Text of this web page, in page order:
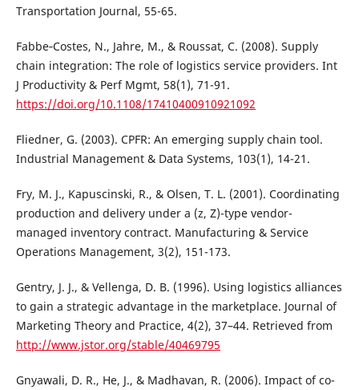
Transportation Journal, 55-65.
Fabbe‐Costes, N., Jahre, M., & Roussat, C. (2008). Supply
chain integration: The role of logistics service providers. Int
J Productivity & Perf Mgmt, 58(1), 71-91.
https://doi.org/10.1108/17410400910921092
Fliedner, G. (2003). CPFR: An emerging supply chain tool.
Industrial Management & Data Systems, 103(1), 14-21.
Fry, M. J., Kapuscinski, R., & Olsen, T. L. (2001). Coordinating
production and delivery under a (z, Z)-type vendor-
managed inventory contract. Manufacturing & Service
Operations Management, 3(2), 151-173.
Gentry, J. J., & Vellenga, D. B. (1996). Using logistics alliances
to gain a strategic advantage in the marketplace. Journal of
Marketing Theory and Practice, 4(2), 37–44. Retrieved from
http://www.jstor.org/stable/40469795
Gnyawali, D. R., He, J., & Madhavan, R. (2006). Impact of co-